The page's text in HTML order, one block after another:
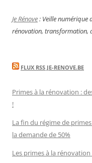
Je Rénove: Veille numérique
rénovation, transformation,
FLUX RSS JE-RENOVE.BE
Primes à la rénovation :
!
La fin du régime de
la demande de 50%
Les primes à la